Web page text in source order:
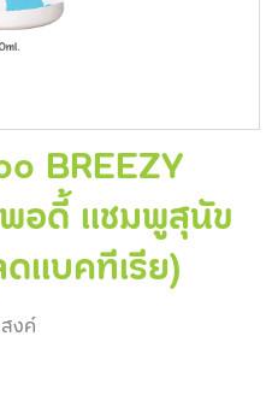
BREEZY
พอดี้ แชมพูสุนัข
แบคทีเรีย)
งค์